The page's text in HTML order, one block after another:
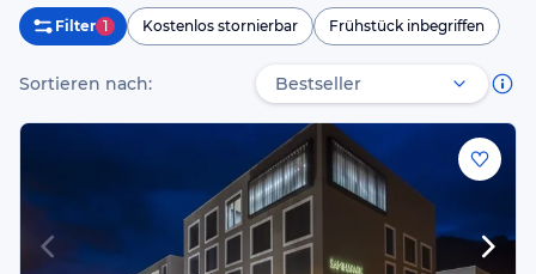
Filter 1 Kostenlos stornierbar Frühstück inbegriffen
Sortieren nach: